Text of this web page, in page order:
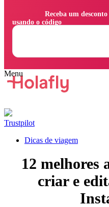
usando o código
Trustpilot
Dicas de viagem
12 melhores
criar e